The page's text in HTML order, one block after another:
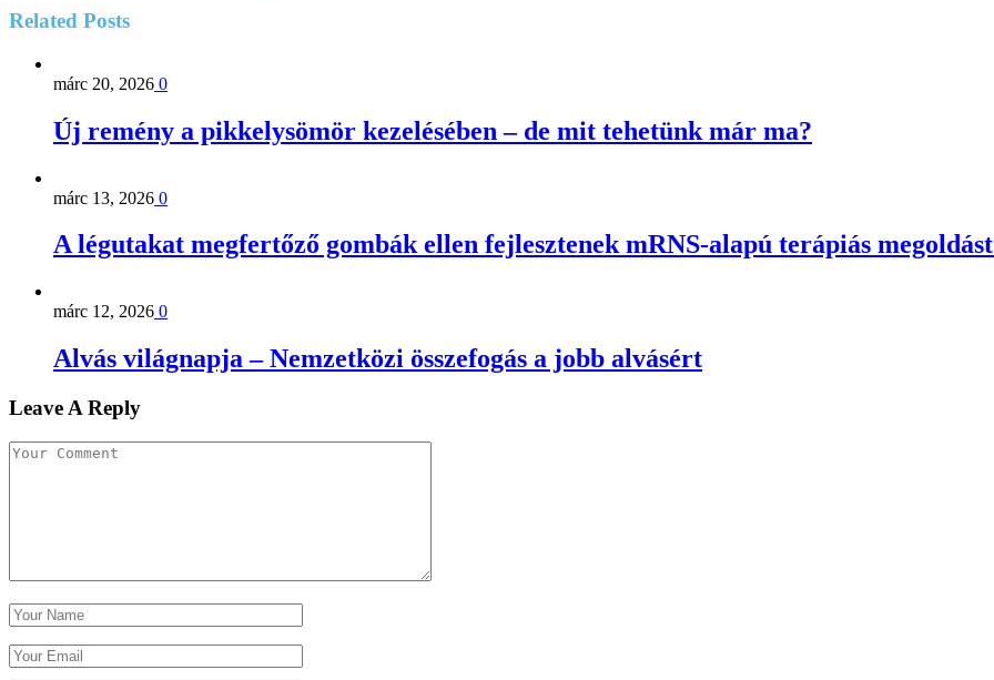
Related Posts
márc 20, 2026 0
Új remény a pikkelysömör kezelésében – de mit tehetünk már ma?
márc 13, 2026 0
A légutakat megfertőző gombák ellen fejlesztenek mRNS-alapú terápiás
márc 12, 2026 0
Alvás világnapja – Nemzetközi összefogás a jobb alvásért
Leave A Reply